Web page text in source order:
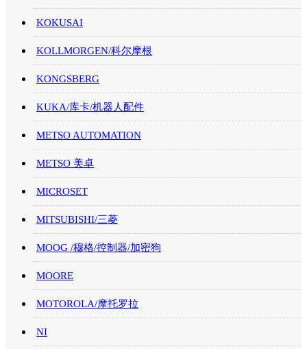
KOKUSAI
KOLLMORGEN/科尔摩根
KONGSBERG
KUKA/库卡/机器人配件
METSO AUTOMATION
METSO 美卓
MICROSET
MITSUBISHI/三菱
MOOG /穆格/控制器/加密狗
MOORE
MOTOROLA/摩托罗拉
NI